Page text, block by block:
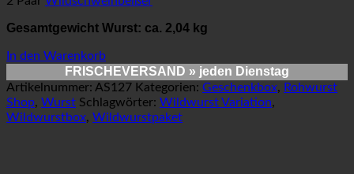
Gesamtgewicht Wurst: ca. 2,04 kg
In den Warenkorb
FRISCHEVERSAND » jeden Dienstag
Artikelnummer: AS127 Kategorien: Geschenkbox, Rohwurst
Shop, Wurst Schlagwörter: Wildwurst Variation,
Wildwurstbox, Wildwurstpaket